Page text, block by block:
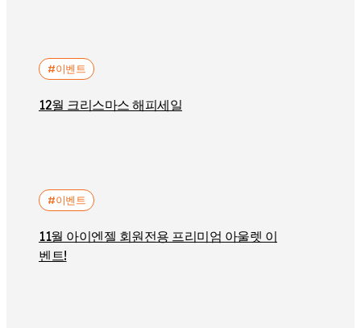
#이벤트
12월 크리스마스 해피세일
#이벤트
11월 아이엔젤 회원전용 프리미엄 아울렛 이
벤트!